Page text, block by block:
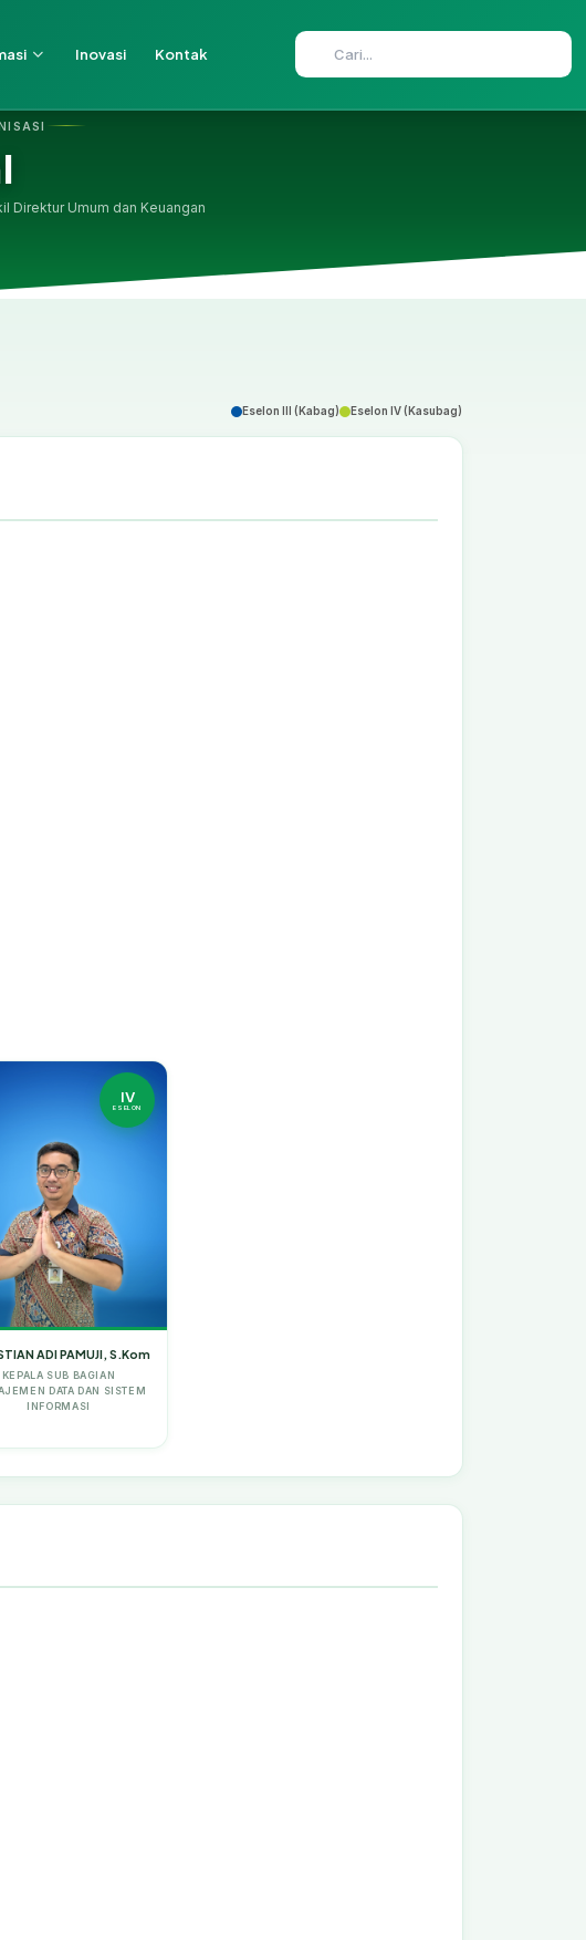
Daftar Online
Inovasi Kontak
Direktur Umum dan Keuangan
Eselon III (Kabag) Eselon IV (Kasubag)
IV
ESELON
ADI PAMUJI, S.Kom
KEPALA SUB BAGIAN
DATA DAN SISTEM
INFORMASI